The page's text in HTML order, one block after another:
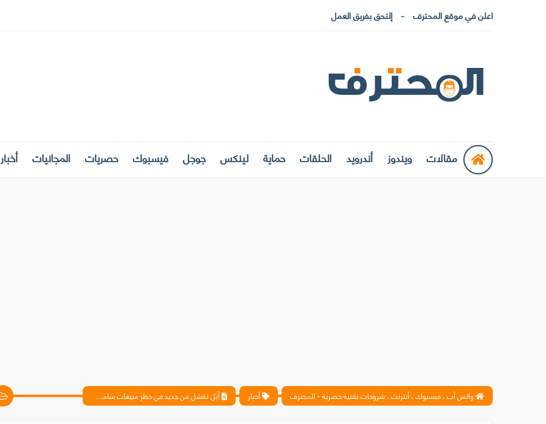
اعلن في موقع المحترف إلتحق بفريق العمل
مقالات ويندوز أندرويد الحلقات حماية لينكس جوجل فيسبوك حصريات المجانيات أخبار
واتس آب ، فيسبوك ، أنترنت ، شروحات تقنية حصرية - المحترف أخبار آبل تفشل من جديد في حظر مبيعات سامسونغ